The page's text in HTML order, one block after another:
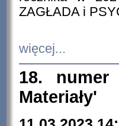
ZAGŁADA i
więcej...
18. numer
Materiały'